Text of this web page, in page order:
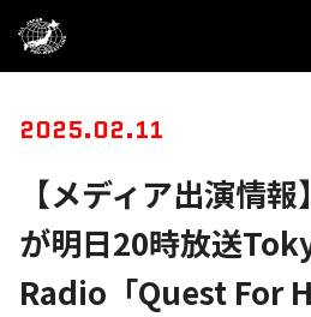
2025.02.11
【メディア出演情
が明日20時放送
Radio「Quest For